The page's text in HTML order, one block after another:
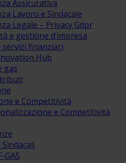
Assicurativa
Lavoro e Sindacale
Legale – Privacy Gdpr
e gestione d’impresa
servizi finanziari
Hub
gas
tributi
e Competitività
e Competitività
GAS